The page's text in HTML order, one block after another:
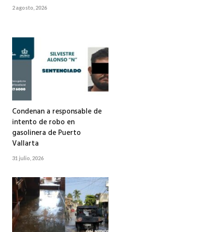
2 agosto, 2026
Condenan a responsable de
intento de robo en
gasolinera de Puerto
Vallarta
31 julio, 2026